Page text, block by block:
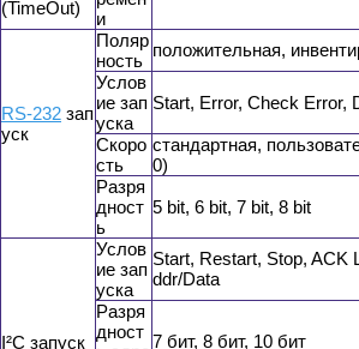
(TimeOut)
и
RS-232 зап
уск
Поляр
ность
положительная,
Услов
ие зап
уска
Start, Error, Check Error,
Скоро
сть
стандартная,
0)
Разря
дност
ь
5 bit, 6 bit, 7 bit, 8 bit
I²C запуск
Услов
ие зап
уска
Start, Restart, Stop, ACK
ddr/Data
Разря
дност 7 бит, 8 бит, 10 бит